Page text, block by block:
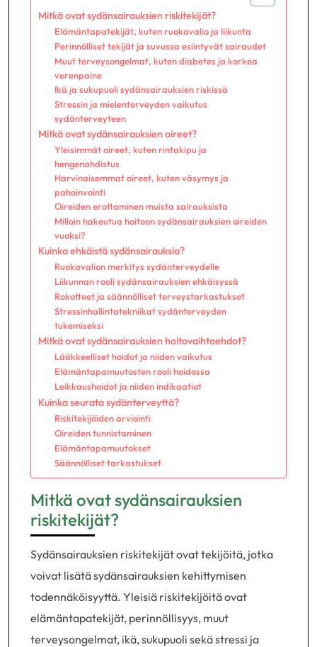
Mitkä ovat sydänsairauksien riskitekijät?
Elämäntapatekijät, kuten ruokavalio ja liikunta
Perinnölliset tekijät ja suvussa esiintyvät sairaudet
Muut terveysongelmat, kuten diabetes ja korkea
verenpaine
Ikä ja sukupuoli sydänsairauksien riskissä
Stressin ja mielenterveyden vaikutus
sydänterveyteen
Mitkä ovat sydänsairauksien oireet?
Yleisimmät oireet, kuten rintakipu ja
hengenahdistus
Harvinaisemmat oireet, kuten väsymys ja
pahoinvointi
Oireiden erottaminen muista sairauksista
Milloin hakeutua hoitoon sydänsairauksien oireiden
vuoksi?
Kuinka ehkäistä sydänsairauksia?
Ruokavalion merkitys sydänterveydelle
Liikunnan rooli sydänsairauksien ehkäisyssä
Rokotteet ja säännölliset terveystarkastukset
Stressinhallintatekniikat sydänterveyden
tukemiseksi
Mitkä ovat sydänsairauksien hoitovaihtoehdot?
Lääkkeelliset hoidot ja niiden vaikutus
Elämäntapamuutosten rooli hoidossa
Leikkaushoidot ja niiden indikaatiot
Kuinka seurata sydänterveyttä?
Riskitekijöiden arviointi
Oireiden tunnistaminen
Elämäntapamuutokset
Säännölliset tarkastukset
Mitkä ovat sydänsairauksien
riskitekijät?
Sydänsairauksien riskitekijät ovat tekijöitä, jotka
voivat lisätä sydänsairauksien kehittymisen
todennäköisyyttä. Yleisiä riskitekijöitä ovat
elämäntapatekijät, perinnöllisyys, muut
terveysongelmat, ikä, sukupuoli sekä stressi ja